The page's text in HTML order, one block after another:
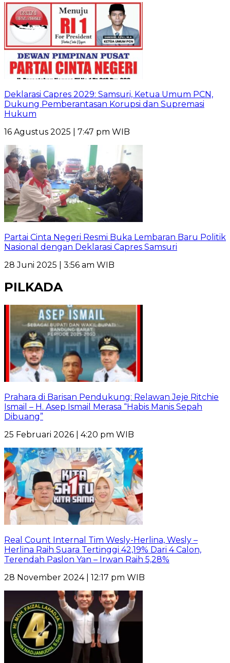
Deklarasi Capres 2029: Samsuri, Ketua Umum PCN,
Dukung Pemberantasan Korupsi dan Supremasi
Hukum
16 Agustus 2025 | 7:47 pm WIB
Partai Cinta Negeri Resmi Buka Lembaran Baru Politik
Nasional dengan Deklarasi Capres Samsuri
28 Juni 2025 | 3:56 am WIB
PILKADA
Prahara di Barisan Pendukung: Relawan Jeje Ritchie
Ismail – H. Asep Ismail Merasa “Habis Manis Sepah
Dibuang”
25 Februari 2026 | 4:20 pm WIB
Real Count Internal Tim Wesly-Herlina, Wesly –
Herlina Raih Suara Tertinggi 42,19% Dari 4 Calon,
Terendah Paslon Yan – Irwan Raih 5,28%
28 November 2024 | 12:17 pm WIB